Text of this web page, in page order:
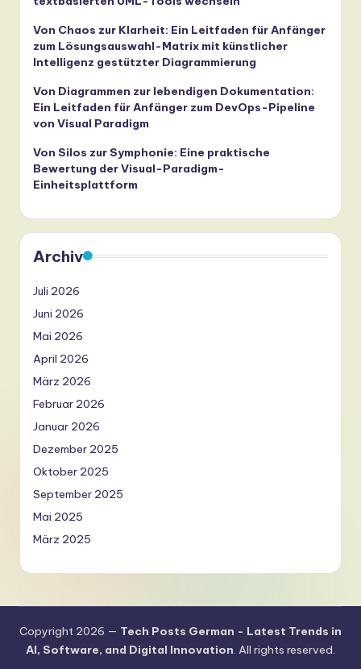
Von Chaos zur Klarheit: Ein Leitfaden für Anfänger
zum Lösungsauswahl-Matrix mit künstlicher
Intelligenz gestützter Diagrammierung
Von Diagrammen zur lebendigen Dokumentation:
Ein Leitfaden für Anfänger zum DevOps-Pipeline
von Visual Paradigm
Von Silos zur Symphonie: Eine praktische
Bewertung der Visual-Paradigm-
Einheitsplattform
Archiv
Juli 2026
Juni 2026
Mai 2026
April 2026
März 2026
Februar 2026
Januar 2026
Dezember 2025
Oktober 2025
September 2025
Mai 2025
März 2025
Copyright 2026 — Tech Posts German - Latest Trends in
AI, Software, and Digital Innovation. All rights reserved.